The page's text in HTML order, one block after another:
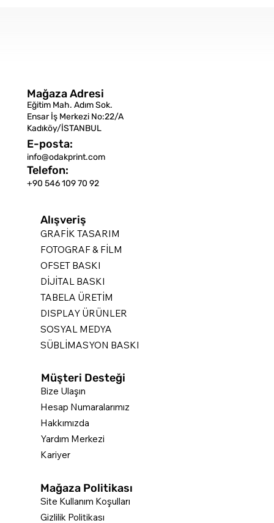
Mağaza Politikası
Site Kullanım Koşulları
Gizlilik Politikası
Bize Ulaşın
Hesap Numaralarımız
Hakkımızda
Yardım Merkezi
Kariyer
Müşteri Desteği
Alışveriş
GRAFİK TASARIM
FOTOGRAF & FİLM
OFSET BASKI
DİJİTAL BASKI
TABELA ÜRETİM
DISPLAY ÜRÜNLER
SOSYAL MEDYA
SÜBLİMASYON BASKI
Mağaza Adresi
Eğitim Mah. Adım Sok.
Ensar İş Merkezi No:22/A
Kadıköy/İSTANBUL
E-posta:
info@odakprint.com
Telefon:
+90 546 109 70 92